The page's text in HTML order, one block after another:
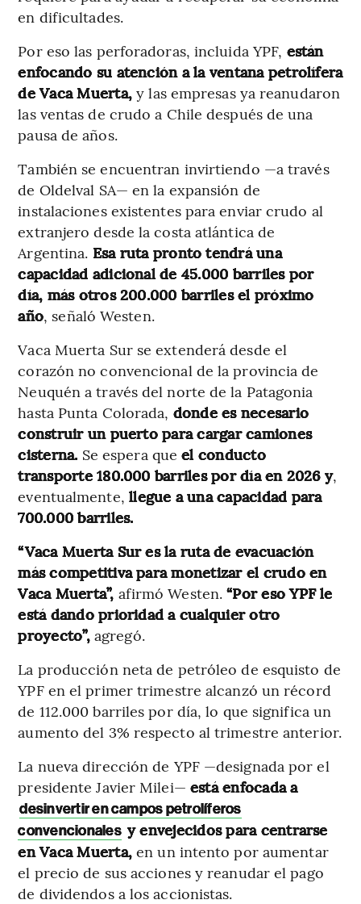
en dificultades.
Por eso las perforadoras, incluida YPF, están
enfocando su atención a la ventana petrolífera
de Vaca Muerta,y las empresas ya reanudaron
las ventas de crudo a Chile después de una
pausa de años.
También se encuentran invirtiendo —a través
de Oldelval SA— en la expansión de
instalaciones existentes para enviar crudo al
extranjero desde la costa atlántica de
Argentina. Esa ruta pronto tendrá una
capacidad adicional de 45.000 barriles por
día, más otros 200.000 barriles el próximo
año, señaló Westen.
Vaca Muerta Sur se extenderá desde el
corazón no convencional de la provincia de
Neuquén a través del norte de la Patagonia
hasta Punta Colorada, donde es necesario
construir un puerto para cargar camiones
cisterna. Se espera queel conducto
transporte 180.000 barriles por día en 2026 y,
eventualmente, llegue a una capacidad para
700.000 barriles.
“Vaca Muerta Sur es la ruta de evacuación
más competitiva para monetizar el crudo en
Vaca Muerta”, afirmó Westen.“Por eso YPF le
está dando prioridad a cualquier otro
proyecto”,agregó.
La producción neta de petróleo de esquisto de
YPF en el primer trimestre alcanzó un récord
de 112.000 barriles por día, lo que significa un
aumento del 3% respecto al trimestre anterior.
La nueva dirección de YPF —designada por el
presidente Javier Milei— está enfocada a
desinvertir en campos petrolíferos
convencionales y envejecidos para centrarse
en Vaca Muerta, en un intento por aumentar
el precio de sus acciones y reanudar el pago
de dividendos a los accionistas.